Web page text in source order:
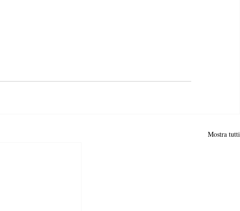
Mostra tutti